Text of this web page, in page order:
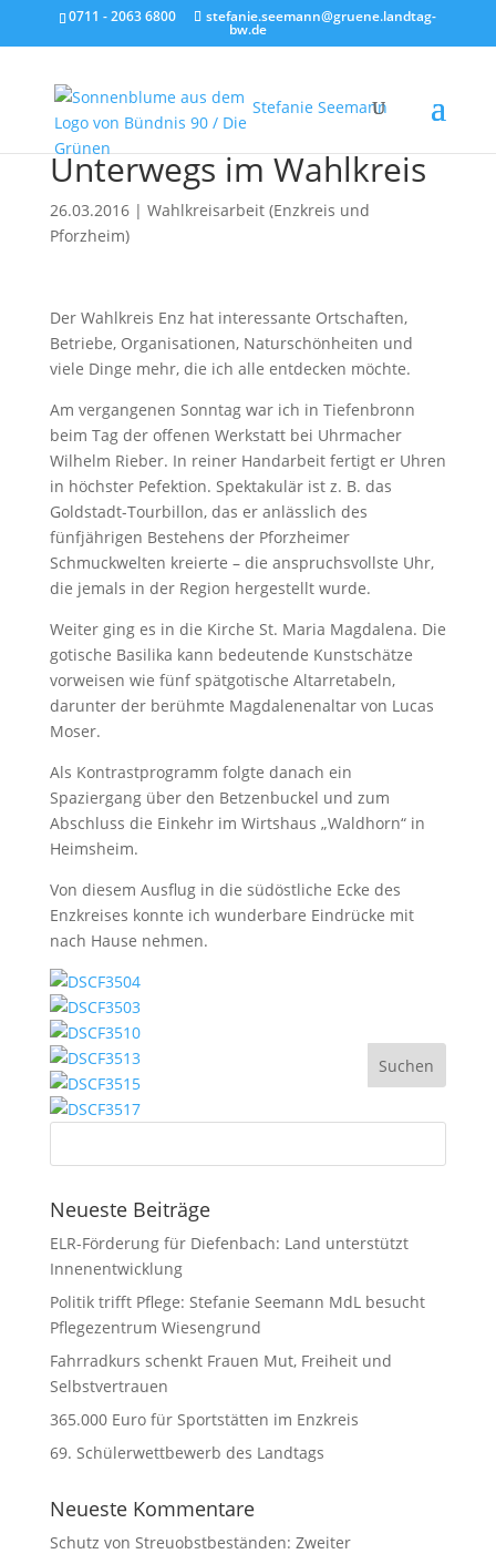
0711 - 2063 6800 stefanie.seemann@gruene.landtag-
bw.de
Stefanie Seemann
Unterwegs im Wahlkreis
26.03.2016| Wahlkreisarbeit (Enzkreis und
Pforzheim)
Der Wahlkreis Enz hat interessante Ortschaften,
Betriebe, Organisationen, Naturschönheiten und
viele Dinge mehr, die ich alle entdecken möchte.
Am vergangenen Sonntag war ich in Tiefenbronn
beim Tag der offenen Werkstatt bei Uhrmacher
Wilhelm Rieber. In reiner Handarbeit fertigt er Uhren
in höchster Pefektion. Spektakulär ist z. B. das
Goldstadt-Tourbillon, das er anlässlich des
fünfjährigen Bestehens der Pforzheimer
Schmuckwelten kreierte – die anspruchsvollste Uhr,
die jemals in der Region hergestellt wurde.
Weiter ging es in die Kirche St. Maria Magdalena. Die
gotische Basilika kann bedeutende Kunstschätze
vorweisen wie fünf spätgotische Altarretabeln,
darunter der berühmte Magdalenenaltar von Lucas
Moser.
Als Kontrastprogramm folgte danach ein
Spaziergang über den Betzenbuckel und zum
Abschluss die Einkehr im Wirtshaus „Waldhorn“ in
Heimsheim.
Von diesem Ausflug in die südöstliche Ecke des
Enzkreises konnte ich wunderbare Eindrücke mit
nach Hause nehmen.
Neueste Beiträge
ELR-Förderung für Diefenbach: Land unterstützt
Innenentwicklung
Politik trifft Pflege: Stefanie Seemann MdL besucht
Pflegezentrum Wiesengrund
Fahrradkurs schenkt Frauen Mut, Freiheit und
Selbstvertrauen
365.000 Euro für Sportstätten im Enzkreis
69. Schülerwettbewerb des Landtags
Neueste Kommentare
Schutz von Streuobstbeständen: Zweiter